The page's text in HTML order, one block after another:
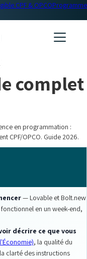
CPF & OPCOProgramme
complet
en programmation :
CPF/OPCO. Guide 2026.
— Lovable et Bolt.new
en un week-end,
décrire ce que vous
, la qualité du
clarté des instructions